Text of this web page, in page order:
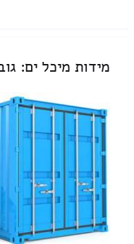
מידות מיכל ים: